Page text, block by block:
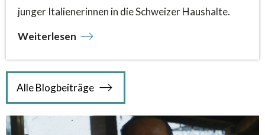
junger Italienerinnen in die Schweizer Haushalte.
Weiterlesen
Alle Blogbeiträge